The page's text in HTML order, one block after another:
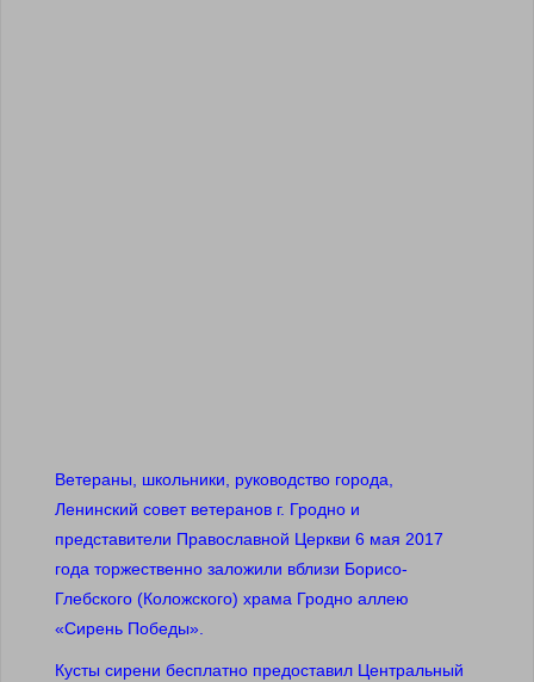
Ветераны, школьники, руководство города,
Ленинский совет ветеранов г. Гродно и
представители Православной Церкви 6 мая 2017
года торжественно заложили вблизи Борисо-
Глебского (Коложского) храма Гродно аллею
«Сирень Победы».
Кусты сирени бесплатно предоставил Центральный